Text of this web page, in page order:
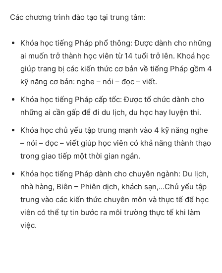
Các chương trình đào tạo tại trung tâm:
Khóa học tiếng Pháp phổ thông: Được dành cho những
ai muốn trở thành học viên từ 14 tuổi trở lên. Khoá học
giúp trang bị các kiến thức cơ bản về tiếng Pháp gồm 4
kỹ năng cơ bản: nghe – nói – đọc – viết.
Khóa học tiếng Pháp cấp tốc: Được tổ chức dành cho
những ai cần gấp để đi du lịch, du học hay luyện thi.
Khóa học chủ yếu tập trung mạnh vào 4 kỹ năng nghe
– nói – đọc – viết giúp học viên có khả năng thành thạo
trong giao tiếp một thời gian ngắn.
Khóa học tiếng Pháp dành cho chuyên ngành: Du lịch,
nhà hàng, Biên – Phiên dịch, khách sạn,…Chủ yếu tập
trung vào các kiến thức chuyên môn và thực tế để học
viên có thể tự tin bước ra môi trường thực tế khi làm
việc.